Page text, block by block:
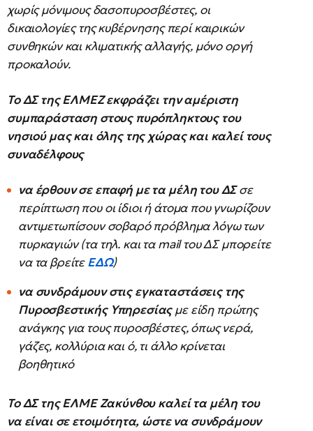
χωρίς μόνιμους δασοπυροσβέστες, οι
δικαιολογίες της κυβέρνησης περί καιρικών
συνθηκών και κλιματικής αλλαγής, μόνο οργή
προκαλούν.
Το ΔΣ της ΕΛΜΕΖ εκφράζει την αμέριστη
συμπαράσταση στους πυρόπληκτους του
νησιού μας και όλης της χώρας και καλεί τους
συναδέλφους
να έρθουν σε επαφή με τα μέλη του ΔΣσε
περίπτωση που οι ίδιοι ή άτομα που γνωρίζουν
αντιμετωπίσουν σοβαρό πρόβλημα λόγω των
πυρκαγιών (τα τηλ. και τα mail του ΔΣ μπορείτε
να τα βρείτεΕΔΩ)
να συνδράμουν στις εγκαταστάσεις της
Πυροσβεστικής Υπηρεσίαςμε είδη πρώτης
ανάγκης για τους πυροσβέστες, όπως νερά,
γάζες, κολλύρια και ό, τι άλλο κρίνεται
βοηθητικό
Το ΔΣ της ΕΛΜΕ Ζακύνθου καλεί τα μέλη του
να είναι σε ετοιμότητα, ώστε να συνδράμουν